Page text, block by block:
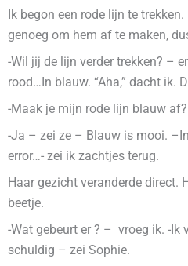
Ik begon een rode lijn te
genoeg om hem af te maken,
-Wil jij de lijn verder trekken? –
rood…In blauw. “Aha,” dacht ik.
-Maak je mijn rode lijn blauw
-Ja – zei ze – Blauw is mooi.
error…- zei ik zachtjes terug.
Haar gezicht veranderde direct.
beetje.
-Wat gebeurt er ? – vroeg ik. -Ik
schuldig – zei Sophie.